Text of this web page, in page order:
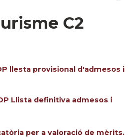
C2
llesta provisional d'admesos i
Llista definitiva admesos i
per a valoració de mèrits.